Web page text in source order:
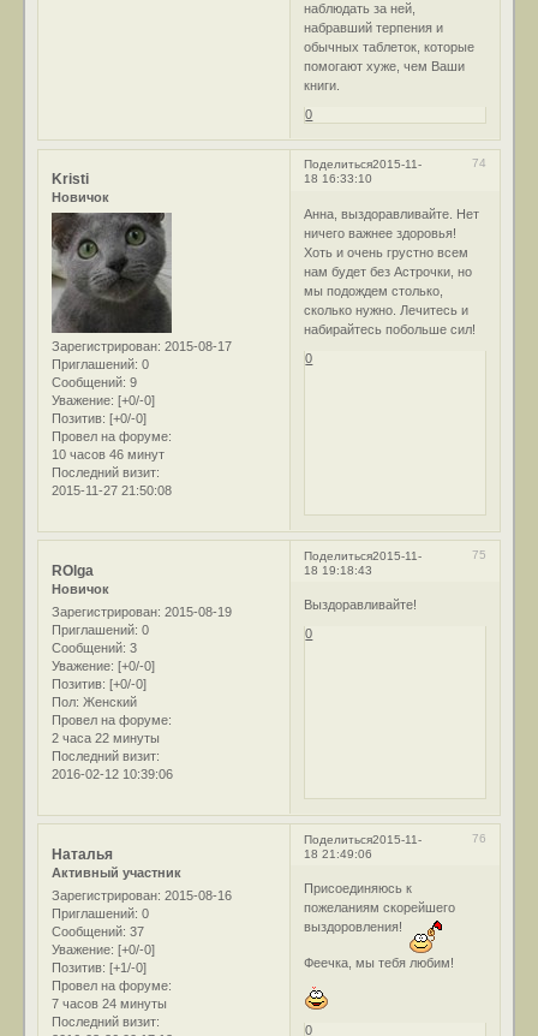
наблюдать за ней,
набравший терпения и
обычных таблеток, которые
помогают хуже, чем Ваши
книги.
0
Поделиться 74
2015-11-
18 16:33:10
Kristi
Новичок
Зарегистрирован: 2015-08-17
Приглашений: 0
Сообщений: 9
Уважение: [+0/-0]
Позитив: [+0/-0]
Провел на форуме:
10 часов 46 минут
Последний визит:
2015-11-27 21:50:08
Анна, выздоравливайте. Нет
ничего важнее здоровья!
Хоть и очень грустно всем
нам будет без Астрочки, но
мы подождем столько,
сколько нужно. Лечитесь и
набирайтесь побольше сил!
0
Поделиться 75
2015-11-
18 19:18:43
ROlga
Новичок
Зарегистрирован: 2015-08-19
Приглашений: 0
Сообщений: 3
Уважение: [+0/-0]
Позитив: [+0/-0]
Пол: Женский
Провел на форуме:
2 часа 22 минуты
Последний визит:
2016-02-12 10:39:06
Выздоравливайте!
0
Поделиться 76
2015-11-
18 21:49:06
Наталья
Активный участник
Зарегистрирован: 2015-08-16
Приглашений: 0
Сообщений: 37
Уважение: [+0/-0]
Позитив: [+1/-0]
Провел на форуме:
7 часов 24 минуты
Последний визит:
Присоединяюсь к
пожеланиям скорейшего
выздоровления!
Феечка, мы тебя любим!
0